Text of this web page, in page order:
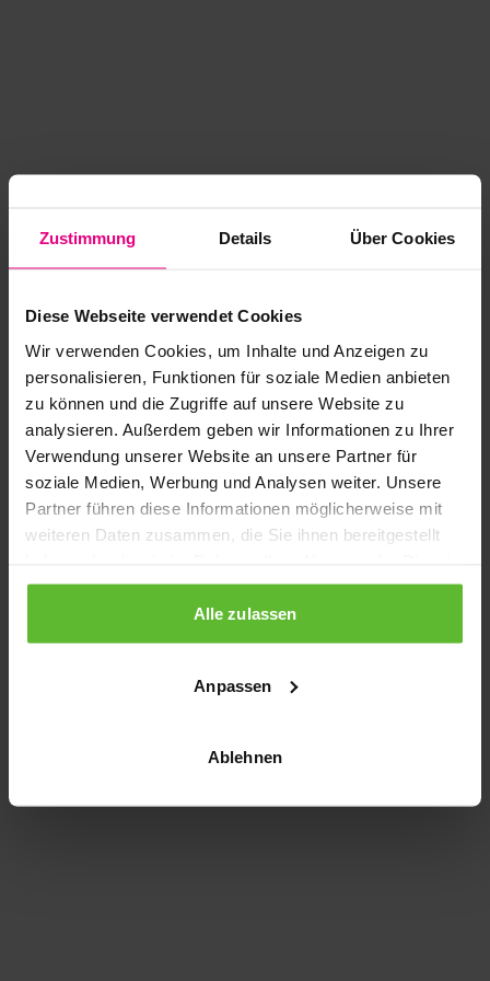
Zustimmung Details Über Cookies
Diese Webseite verwendet Cookies
Wir verwenden Cookies, um Inhalte und Anzeigen zu
personalisieren, Funktionen für soziale Medien anbieten
zu können und die Zugriffe auf unsere Website zu
analysieren. Außerdem geben wir Informationen zu Ihrer
Verwendung unserer Website an unsere Partner für
soziale Medien, Werbung und Analysen weiter. Unsere
Partner führen diese Informationen möglicherweise mit
weiteren Daten zusammen, die Sie ihnen bereitgestellt
gesammelt haben.
Alle zulassen
Anpassen
Ablehnen
Application error: a client-side exception has occurred
loading www.kurzwego.de (see the browser console for more
information).